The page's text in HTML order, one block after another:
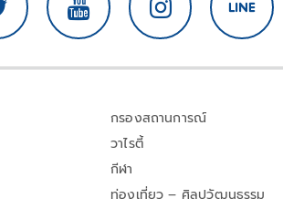
กรองสถานการณ์
วาไรตี้
กีฬา
ท่องเที่ยว – ศิลปวัฒนธรรม